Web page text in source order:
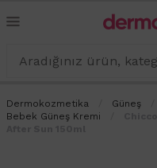
Dermokozmetika Güneş
Bebek Güneş Kremi